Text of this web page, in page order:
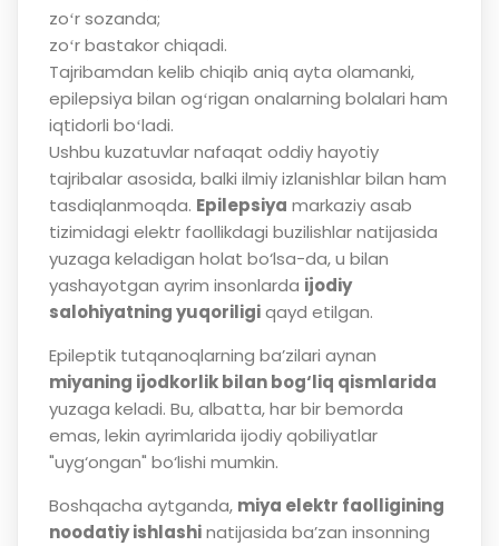
zoʻr sozanda;
zoʻr bastakor chiqadi.
Tajribamdan kelib chiqib aniq ayta olamanki,
epilepsiya bilan ogʻrigan onalarning bolalari ham
iqtidorli boʻladi.
Ushbu kuzatuvlar nafaqat oddiy hayotiy
tajribalar asosida, balki ilmiy izlanishlar bilan ham
tasdiqlanmoqda. Epilepsiya markaziy asab
tizimidagi elektr faollikdagi buzilishlar natijasida
yuzaga keladigan holat bo‘lsa-da, u bilan
yashayotgan ayrim insonlarda ijodiy
salohiyatning yuqoriligiqayd etilgan.
Epileptik tutqanoqlarning ba’zilari aynan
miyaning ijodkorlik bilan bog‘liq qismlarida
yuzaga keladi. Bu, albatta, har bir bemorda
emas, lekin ayrimlarida ijodiy qobiliyatlar
"uyg‘ongan" bo‘lishi mumkin.
Boshqacha aytganda, miya elektr faolligining
noodatiy ishlashinatijasida ba’zan insonning